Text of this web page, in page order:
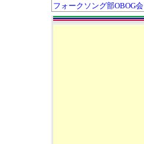
フォークソング部OBOG会